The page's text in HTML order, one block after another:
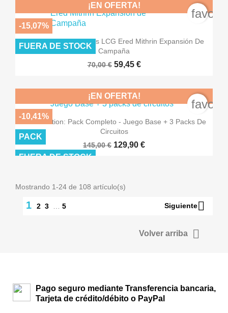
El Señor De Los Anillos LCG Ered Mithrin Expansión De
Campaña
70,00 € 59,45 €
¡EN OFERTA!
-15,07%
FUERA DE STOCK
Pole Position: Pack Completo - Juego Base + 3 Packs De
Circuitos
145,00 € 129,90 €
¡EN OFERTA!
-10,41%
PACK
FUERA DE STOCK
Mostrando 1-24 de 108 artículo(s)
1 2 3 5 Siguiente
Volver arriba 
Pago seguro mediante Transferencia bancaria,
Tarjeta de crédito/débito o PayPal